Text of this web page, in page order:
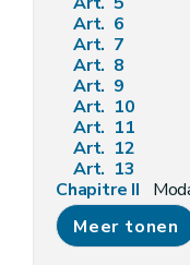
Art. 6
Art. 7
Art. 8
Art. 9
Art. 10
Art. 11
Art. 12
Art. 13
Chapitre II
Art. 14
Section
Art. 15
Meer tonen